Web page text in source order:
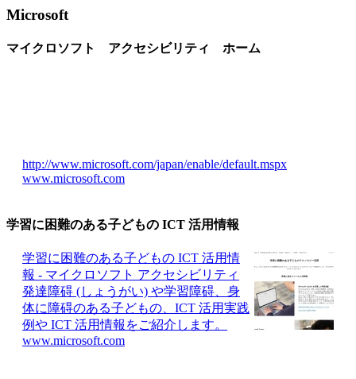
Microsoft
マイクロソフト アクセシビリティ ホーム
http://www.microsoft.com/japan/enable/default.mspx
www.microsoft.com
学習に困難のある子どもの ICT 活用情報
学習に困難のある子どもの ICT 活用情
報 - マイクロソフト アクセシビリティ
発達障碍 (しょうがい) や学習障碍、身
体に障碍のある子どもの、ICT 活用実践
例や ICT 活用情報をご紹介します。
www.microsoft.com